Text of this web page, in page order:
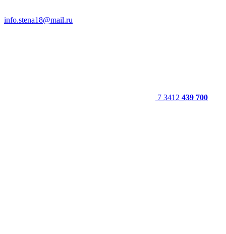
info.stena18@mail.ru
7 3412 439 700